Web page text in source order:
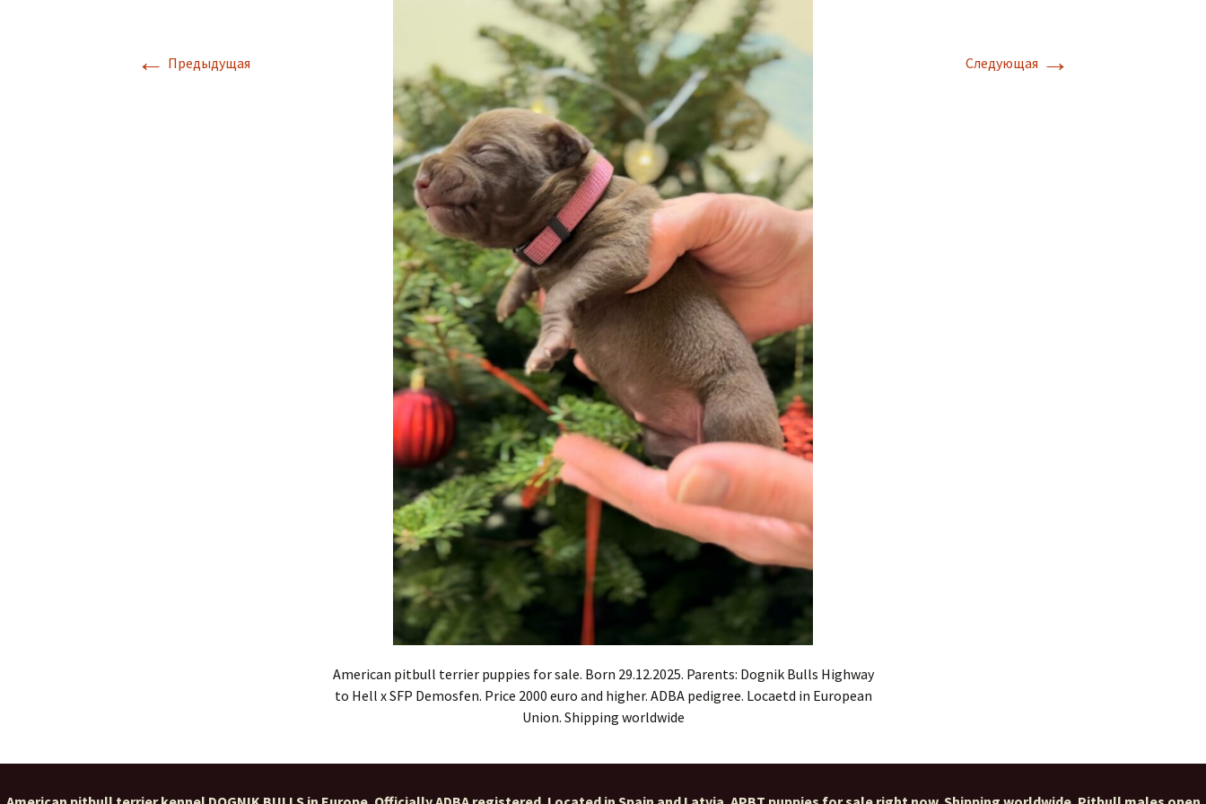
← Предыдущая Следующая →
American pitbull terrier puppies for sale. Born 29.12.2025. Parents: Dognik Bulls Highway
to Hell x SFP Demosfen. Price 2000 euro and higher. ADBA pedigree. Locaetd in European
Union. Shipping worldwide